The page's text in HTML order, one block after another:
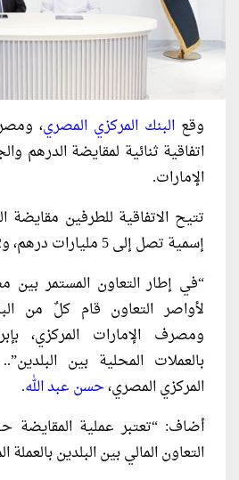
وقع البنك المركزي المصري،
اتفاقية ثنائية لمقايضة الدرهم
الإمارات.
تتيح الاتفاقية للطرفين مقايضة
إسمية تصل إلى 5 مليارات درهم، و42 مليار جنيه.
“في إطار التعاون المستمر بين
لأواصر التعاون قام كلٌ من
ومصرف الإمارات المركزي،
بالعملات المحلية بين
المركزي المصري،حسن عبد الله.
أضاف: “تعتبر عملية
التعاون المالي بين البلدين بالعملة